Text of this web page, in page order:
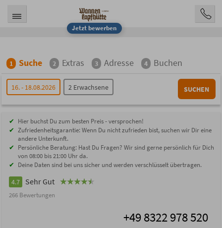
Jetzt bewerben
1 Suche 2 Extras 3 Adresse 4 Buchen
16. - 18.08.2026 2 Erwachsene SUCHEN
Hier buchst Du zum besten Preis - versprochen!
Zufriedenheitsgarantie: Wenn Du nicht zufrieden bist, suchen wir Dir eine
andere Unterkunft.
Persönliche Beratung: Hast Du Fragen? Wir sind gerne persönlich für Dich
von 08:00 bis 21:00 Uhr da.
Deine Daten sind bei uns sicher und werden verschlüsselt übertragen.
4.7 Sehr Gut
266 Bewertungen
+49 8322 978 520